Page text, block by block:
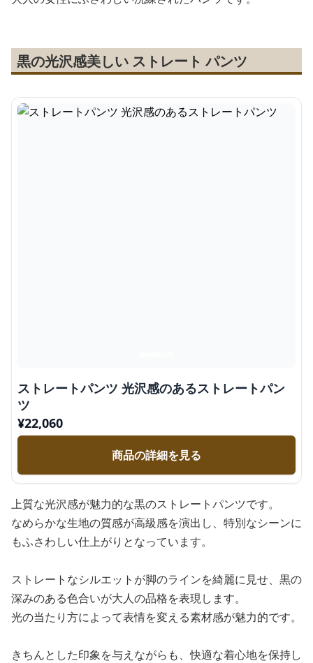
黒の光沢感美しい ストレート パンツ
ストレートパンツ 光沢感のあるストレートパン
ツ
¥22,060
商品の詳細を見る
上質な光沢感が魅力的な黒のストレートパンツです。
なめらかな生地の質感が高級感を演出し、特別なシーンに
もふさわしい仕上がりとなっています。
ストレートなシルエットが脚のラインを綺麗に見せ、黒の
深みのある色合いが大人の品格を表現します。
光の当たり方によって表情を変える素材感が魅力的です。
きちんとした印象を与えながらも、快適な着心地を保持し